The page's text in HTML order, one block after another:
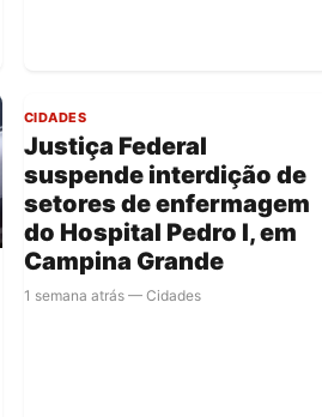
CIDADES
Justiça Federal
suspende interdição de
setores de enfermagem
do Hospital Pedro I, em
Campina Grande
1 semana atrás — Cidades